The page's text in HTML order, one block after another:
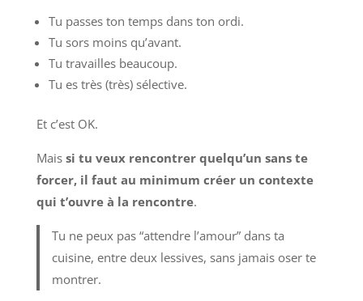
Tu passes ton temps dans ton ordi.
Tu sors moins qu’avant.
Tu travailles beaucoup.
Tu es très (très) sélective.
Et c’est OK.
Mais si tu veux rencontrer quelqu’un sans te
forcer, il faut au minimum créer un contexte
qui t’ouvre à la rencontre.
Tu ne peux pas “attendre l’amour” dans ta
cuisine, entre deux lessives, sans jamais oser te
montrer.